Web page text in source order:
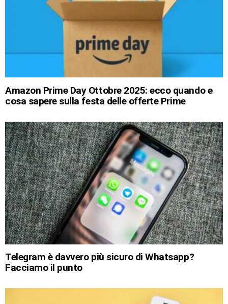
Amazon Prime Day Ottobre 2025: ecco quando e
cosa sapere sulla festa delle offerte Prime
Telegram è davvero più sicuro di Whatsapp?
Facciamo il punto